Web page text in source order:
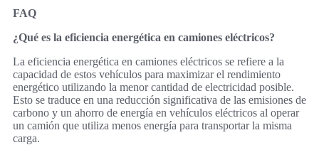
FAQ
¿Qué es la eficiencia energética en camiones eléctricos?
La eficiencia energética en camiones eléctricos se refiere a la
capacidad de estos vehículos para maximizar el rendimiento
energético utilizando la menor cantidad de electricidad posible.
Esto se traduce en una reducción significativa de las emisiones de
carbono y un ahorro de energía en vehículos eléctricos al operar
un camión que utiliza menos energía para transportar la misma
carga.